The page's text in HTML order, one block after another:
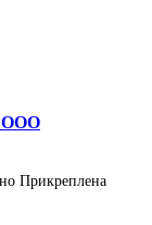
ООО
Прикреплена